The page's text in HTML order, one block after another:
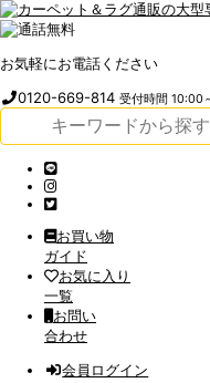
お気軽にお電話ください
0120-669-814受付時間 10:00
お買い物
ガイド
お気に入り
一覧
お問い
合わせ
会員ログイン